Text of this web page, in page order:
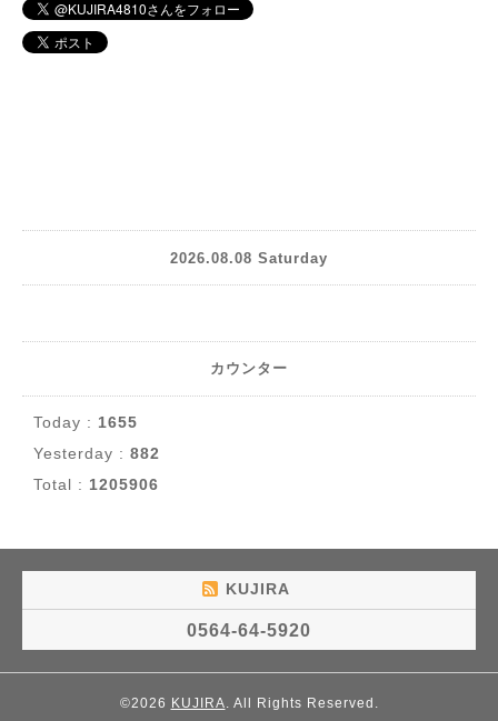
2026.08.08 Saturday
カウンター
Today : 1655
Yesterday : 882
Total : 1205906
KUJIRA
0564-64-5920
©2026 KUJIRA. All Rights Reserved.